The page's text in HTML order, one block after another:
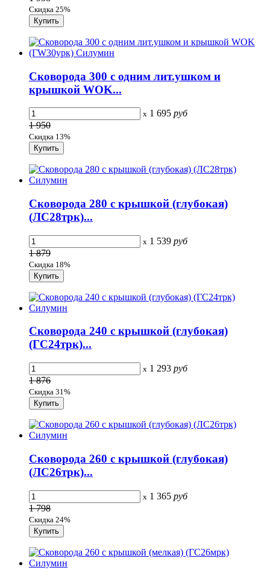
Скидка 25%
Сковорода 300 с одним лит.ушком и
крышкой WOK...
x 1 695 руб
1 950
Скидка 13%
Сковорода 280 с крышкой (глубокая)
(ЛС28тpк)...
x 1 539 руб
1 879
Скидка 18%
Сковорода 240 с крышкой (глубокая)
(ГС24тpк)...
x 1 293 руб
1 876
Скидка 31%
Сковорода 260 с крышкой (глубокая)
(ЛС26тpк)...
x 1 365 руб
1 798
Скидка 24%